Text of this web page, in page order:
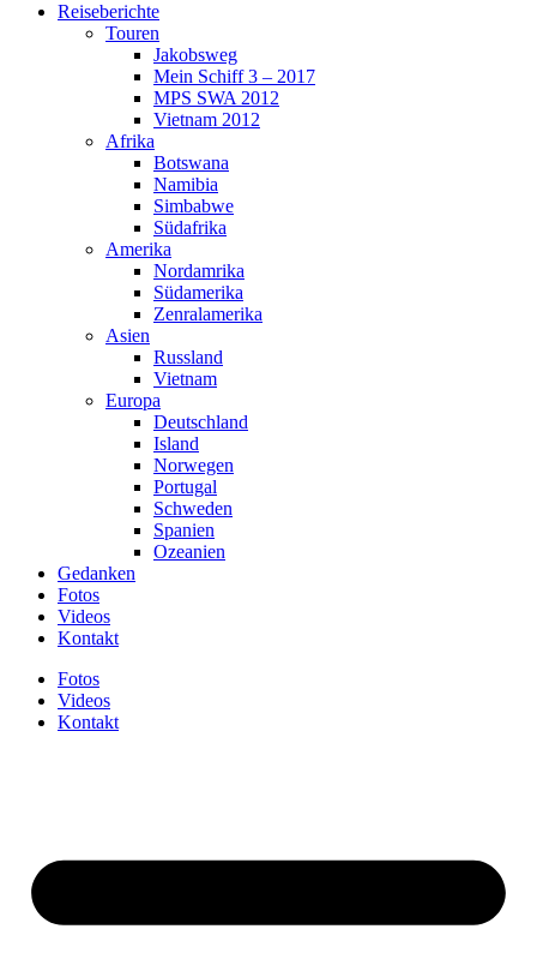
Reiseberichte
Touren
Jakobsweg
Mein Schiff 3 – 2017
MPS SWA 2012
Vietnam 2012
Afrika
Botswana
Namibia
Simbabwe
Südafrika
Amerika
Nordamrika
Südamerika
Zenralamerika
Asien
Russland
Vietnam
Europa
Deutschland
Island
Norwegen
Portugal
Schweden
Spanien
Ozeanien
Gedanken
Fotos
Videos
Kontakt
Fotos
Videos
Kontakt